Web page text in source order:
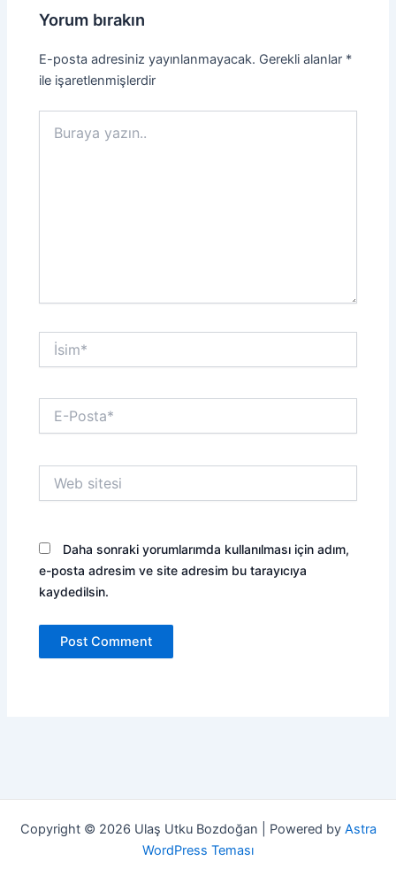
Yorum bırakın
E-posta adresiniz yayınlanmayacak. Gerekli alanlar *
ile işaretlenmişlerdir
yazın..
İsim*
Posta*
sitesi
Daha sonraki yorumlarımda kullanılması için adım,
e-posta adresim ve site adresim bu tarayıcıya
kaydedilsin.
Copyright © 2026 Ulaş Utku Bozdoğan | Powered by Astra
WordPress Teması